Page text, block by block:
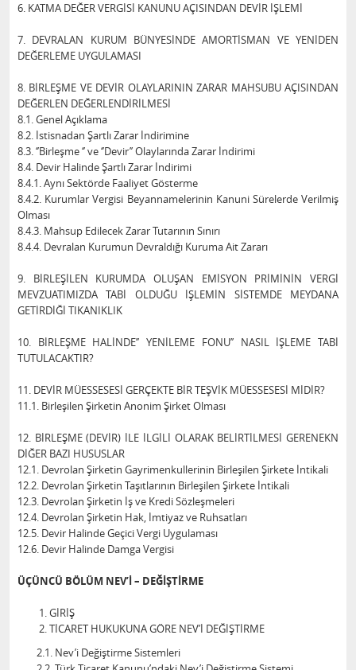
6. KATMA DEĞER VERGİSİ KANUNU AÇISINDAN DEVİR İŞLEMİ
7. DEVRALAN KURUM BÜNYESİNDE AMORTİSMAN VE YENİDEN
DEĞERLEME UYGULAMASI
8. BİRLEŞME VE DEVİR OLAYLARININ ZARAR MAHSUBU AÇISINDAN
DEĞERLEN DEĞERLENDİRİLMESİ
8.1. Genel Açıklama
8.2. İstisnadan Şartlı Zarar İndirimine
8.3. ‘’Birleşme ‘’ ve ‘’Devir’’ Olaylarında Zarar İndirimi
8.4. Devir Halinde Şartlı Zarar İndirimi
8.4.1. Aynı Sektörde Faaliyet Gösterme
8.4.2. Kurumlar Vergisi Beyannamelerinin Kanuni Sürelerde Verilmiş
Olması
8.4.3. Mahsup Edilecek Zarar Tutarının Sınırı
8.4.4. Devralan Kurumun Devraldığı Kuruma Ait Zararı
9. BİRLEŞİLEN KURUMDA OLUŞAN EMİSYON PRİMİNİN VERGİ
MEVZUATIMIZDA TABİ OLDUĞU İŞLEMİN SİSTEMDE MEYDANA
GETİRDİĞİ TIKANIKLIK
10. BİRLEŞME HALİNDE’’ YENİLEME FONU’’ NASIL İŞLEME TABİ
TUTULACAKTIR?
11. DEVİR MÜESSESESİ GERÇEKTE BİR TEŞVİK MÜESSESESİ MİDİR?
11.1. Birleşilen Şirketin Anonim Şirket Olması
12. BİRLEŞME (DEVİR) İLE İLGİLİ OLARAK BELİRTİLMESİ GERENEKN
DİĞER BAZI HUSUSLAR
12.1. Devrolan Şirketin Gayrimenkullerinin Birleşilen Şirkete İntikali
12.2. Devrolan Şirketin Taşıtlarının Birleşilen Şirkete İntikali
12.3. Devrolan Şirketin İş ve Kredi Sözleşmeleri
12.4. Devrolan Şirketin Hak, İmtiyaz ve Ruhsatları
12.5. Devir Halinde Geçici Vergi Uygulaması
12.6. Devir Halinde Damga Vergisi
ÜÇÜNCÜ BÖLÜM NEV’İ – DEĞİŞTİRME
GİRİŞ
TİCARET HUKUKUNA GÖRE NEV’İ DEĞİŞTİRME
2.1. Nev’i Değiştirme Sistemleri